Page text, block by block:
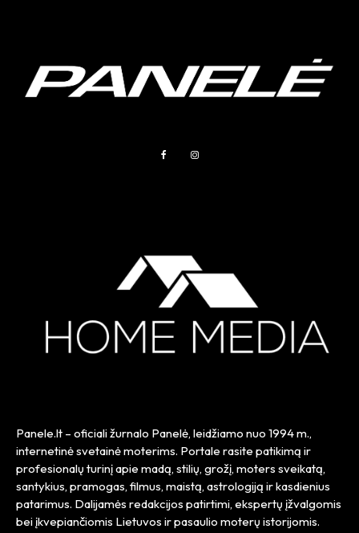
Panele.lt – oficiali žurnalo Panelė, leidžiamo nuo 1994 m.,
internetinė svetainė moterims. Portale rasite patikimą ir
profesionalų turinį apie madą, stilių, grožį, moters sveikatą,
santykius, pramogas, filmus, maistą, astrologiją ir kasdienius
patarimus. Dalijamės redakcijos patirtimi, ekspertų įžvalgomis
bei įkvepiančiomis Lietuvos ir pasaulio moterų istorijomis.